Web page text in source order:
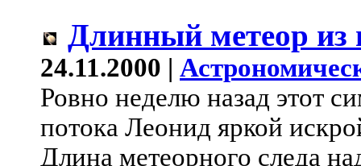
Длинный метеор из
24.11.2000 |
Ровно неделю назад этот
потока Леонид яркой
Длина метеорного следа